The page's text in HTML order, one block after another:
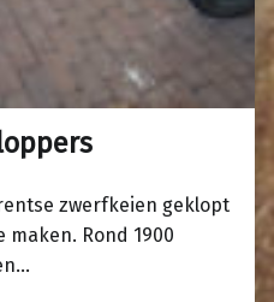
zwerfkeien geklopt
maken. Rond 1900